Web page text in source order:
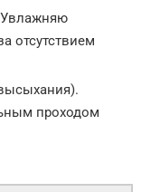
Увлажняю
отсутствием
проходом